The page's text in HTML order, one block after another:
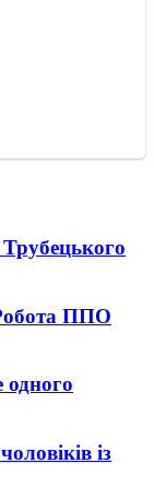
Трубецького
ППО
із